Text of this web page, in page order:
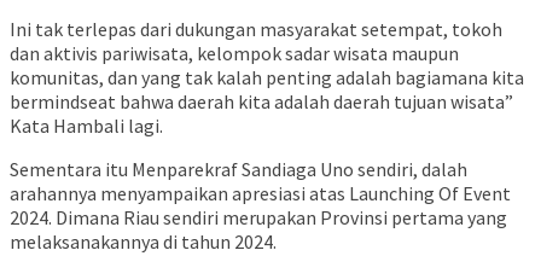
Ini tak terlepas dari dukungan masyarakat setempat, tokoh
dan aktivis pariwisata, kelompok sadar wisata maupun
komunitas, dan yang tak kalah penting adalah bagiamana kita
bermindseat bahwa daerah kita adalah daerah tujuan wisata”
Kata Hambali lagi.
Sementara itu Menparekraf Sandiaga Uno sendiri, dalah
arahannya menyampaikan apresiasi atas Launching Of Event
2024. Dimana Riau sendiri merupakan Provinsi pertama yang
melaksanakannya di tahun 2024.